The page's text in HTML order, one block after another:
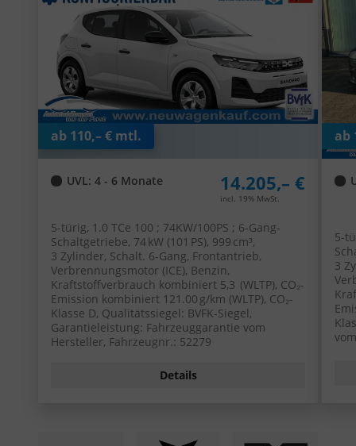
UVL : 4 - 6 Monate 14.205,– €
incl. 19% MwSt.
ab 110,– € mtl.
5-türig, 1.0 TCe 100 ; 74KW/100PS ; 6-Gang-
Schaltgetriebe, 74 kW (101 PS), 999 cm³,
3 Zylinder, Schalt. 6-Gang, Frontantrieb,
Verbrennungsmotor (ICE), Benzin,
Kraftstoffverbrauch kombiniert 5,3 (WLTP), CO₂-
Emission kombiniert 121.00 g/km (WLTP), CO₂-
Klasse D, Qualitätssiegel: BVFK-Siegel,
Garantieleistung: Fahrzeuggarantie vom
Hersteller, Fahrzeugnr.: 52279
Details
ab
5-
3